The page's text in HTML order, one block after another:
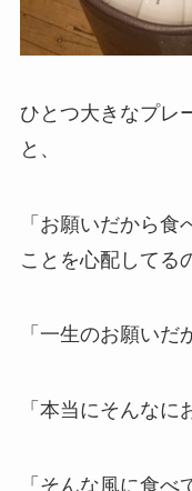
ひとつ大きなプレ
と、
「お願いだから
ことを心配してる
「一生のお願いだ
「本当にそんなに
「そんな風に食